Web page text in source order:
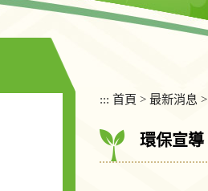
::: 首頁 > 最新消息 >
環保宣導